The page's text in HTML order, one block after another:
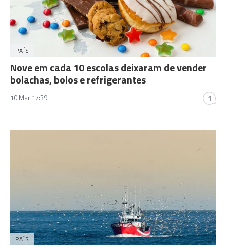
PAÍS
Nove em cada 10 escolas deixaram de vender
bolachas, bolos e refrigerantes
10 Mar 17:39 1
PAÍS